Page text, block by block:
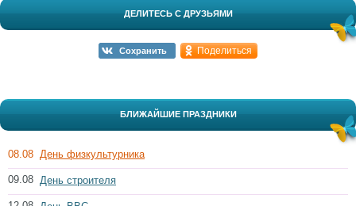
ДЕЛИТЕСЬ С ДРУЗЬЯМИ
Сохранить Поделиться
БЛИЖАЙШИЕ ПРАЗДНИКИ
08.08 День физкультурника
09.08 День строителя